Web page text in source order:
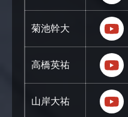
菊池幹大
高橋英祐
山岸大祐